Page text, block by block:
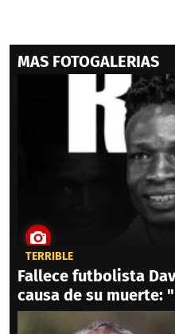
MAS FOTOGALERIAS
TERRIBLE
Fallece futbolista
causa de su muerte: